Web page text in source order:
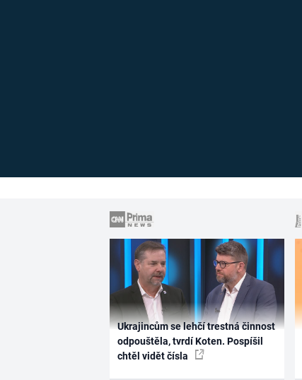
Ukrajincům se lehčí trestná činnost
odpouštěla, tvrdí Koten. Pospíšil
chtěl vidět čísla